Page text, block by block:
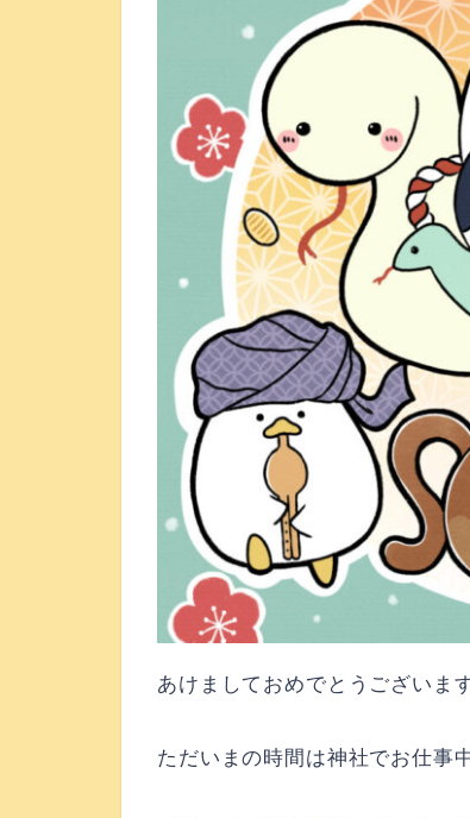
あけましておめでとうございま
ただいまの時間は神社でお仕事